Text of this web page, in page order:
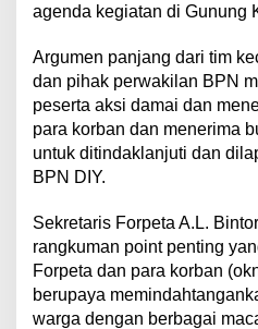
agenda kegiatan di Gunung
Argumen panjang dari tim
dan pihak perwakilan BPN
peserta aksi damai dan
para korban dan menerima
untuk ditindaklanjuti dan
BPN DIY.
Sekretaris Forpeta A.L.
rangkuman point penting
Forpeta dan para korban
berupaya
warga dengan berbagai